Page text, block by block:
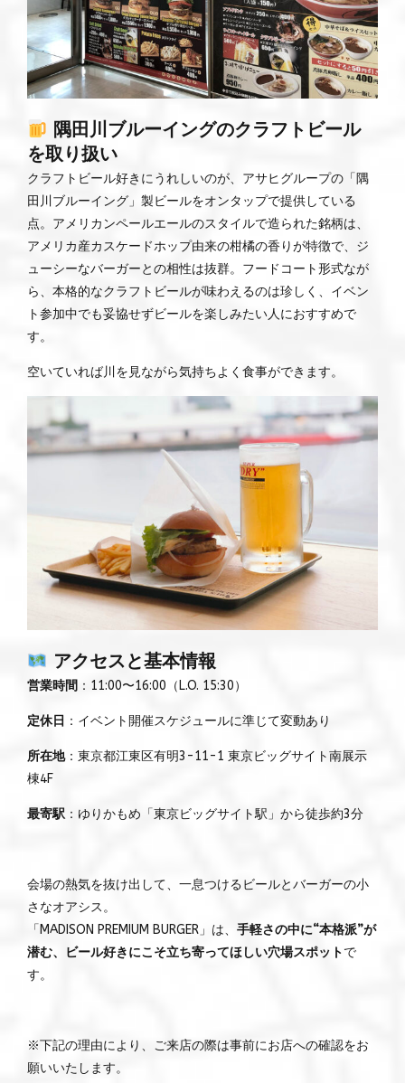
隅田川ブルーイングのクラフトビール
を取り扱い
クラフトビール好きにうれしいのが、アサヒグループの「隅
田川ブルーイング」製ビールをオンタップで提供している
点。アメリカンペールエールのスタイルで造られた銘柄は、
アメリカ産カスケードホップ由来の柑橘の香りが特徴で、ジ
ューシーなバーガーとの相性は抜群。フードコート形式なが
ら、本格的なクラフトビールが味わえるのは珍しく、イベン
ト参加中でも妥協せずビールを楽しみたい人におすすめで
す。
空いていれば川を見ながら気持ちよく食事ができます。
アクセスと基本情報
営業時間 ：11:00〜16:00（L.O. 15:30）
定休日 ：イベント開催スケジュールに準じて変動あり
所在地：東京都江東区有明3-11-1 東京ビッグサイト南展示
棟4F
最寄駅 ：ゆりかもめ「東京ビッグサイト駅」から徒歩約3分
会場の熱気を抜け出して、一息つけるビールとバーガーの小
さなオアシス。
「MADISON PREMIUM BURGER」は、 手軽さの中に“本格派”が
潜む、ビール好きにこそ立ち寄ってほしい穴場スポットで
す。
※下記の理由により、ご来店の際は事前にお店への確認をお
願いいたします。